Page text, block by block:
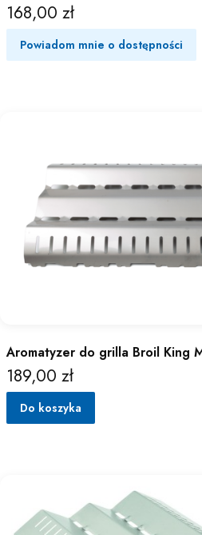
Cena
168,00 zł
Powiadom mnie o dostępności
Aromatyzer do grilla Broil King
Cena
189,00 zł
Do koszyka